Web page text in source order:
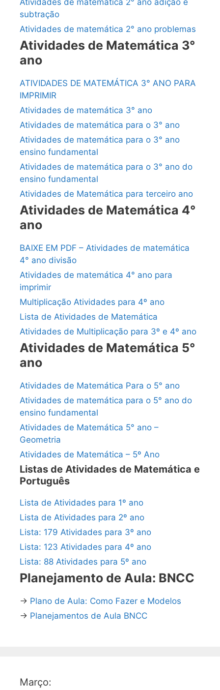
Atividades de matemática 2° ano adição e
subtração
Atividades de matemática 2° ano problemas
Atividades de Matemática 3°
ano
ATIVIDADES DE MATEMÁTICA 3° ANO PARA
IMPRIMIR
Atividades de matemática 3° ano
Atividades de matemática para o 3° ano
Atividades de matemática para o 3° ano
ensino fundamental
Atividades de matemática para o 3° ano do
ensino fundamental
Atividades de Matemática para terceiro ano
Atividades de Matemática 4°
ano
BAIXE EM PDF – Atividades de matemática
4° ano divisão
Atividades de matemática 4° ano para
imprimir
Multiplicação Atividades para 4º ano
Lista de Atividades de Matemática
Atividades de Multiplicação para 3º e 4º ano
Atividades de Matemática 5°
ano
Atividades de Matemática Para o 5° ano
Atividades de matemática para o 5° ano do
ensino fundamental
Atividades de Matemática 5° ano –
Geometria
Atividades de Matemática – 5º Ano
Listas de Atividades de Matemática e
Português
Lista de Atividades para 1º ano
Lista de Atividades para 2º ano
Lista: 179 Atividades para 3º ano
Lista: 123 Atividades para 4º ano
Lista: 88 Atividades para 5º ano
Planejamento de Aula: BNCC
→ Plano de Aula: Como Fazer e Modelos
→ Planejamentos de Aula BNCC
Março: